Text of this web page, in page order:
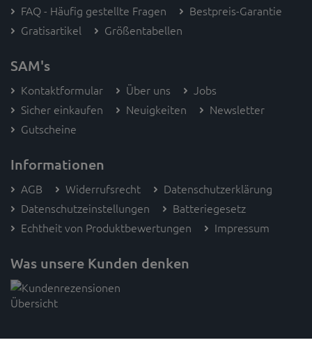
FAQ - Häufig gestellte Fragen
Bestpreis-Garantie
Gratisartikel
Größentabellen
SAM's
Kontaktformular Über uns
Jobs
Sicher einkaufen
Neuigkeiten
Newsletter
Gutscheine
Informationen
AGB Widerrufsrecht
Datenschutzerklärung
Datenschutzeinstellungen
Batteriegesetz
Echtheit von Produktbewertungen
Impressum
Was unsere Kunden denken